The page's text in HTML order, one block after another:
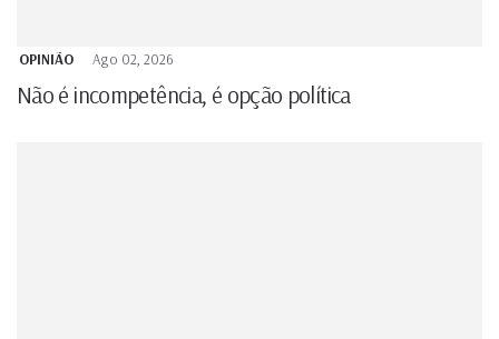
OPINIÃO Ago 02, 2026
Não é incompetência, é opção política